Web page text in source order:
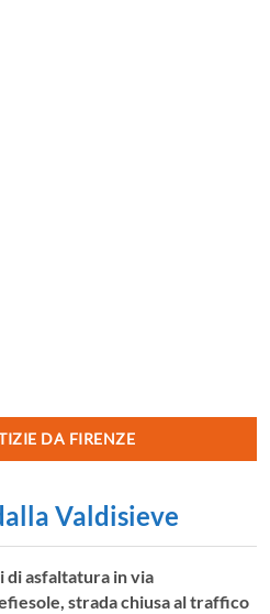
DA FIRENZE
Valdisieve
di asfaltatura in via
strada chiusa al traffico